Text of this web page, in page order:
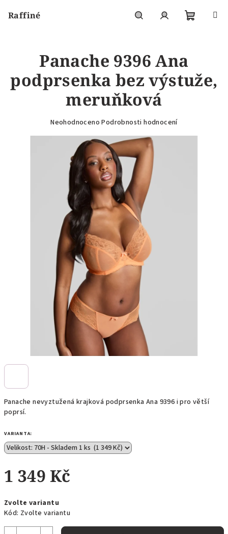
Raffiné
Panache nevyztužená krajková podprsenka Ana 9396 i pro větší
poprsí.
VARIANTA:
1 349 Kč
cena:
Zvolte variantu
Kód: Zvolte variantu
Panache 9396 Ana
podprsenka bez výstuže,
meruňková
Průměrné
produktu
hvězdiček.
Neohodnoceno Podrobnosti hodnocení